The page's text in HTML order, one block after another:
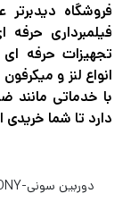
فروشگاه دیدبرتر
فیلمبرداری
تجهیزات حرفه ای
انواع لنز و
با خدماتی
دارد تا شما خریدی
دوربین سونی-SONY